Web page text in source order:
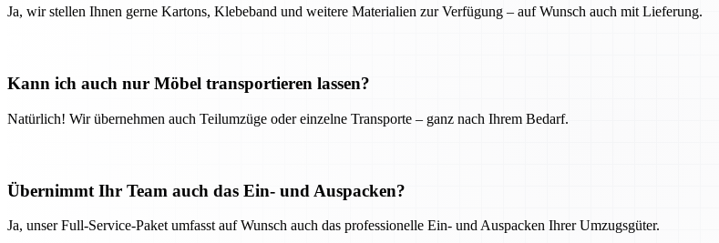
Ja, wir stellen Ihnen gerne Kartons, Klebeband und weitere Materialien zur Verfügung – auf Wunsch auch mit Lieferung.
Kann ich auch nur Möbel transportieren lassen?
Natürlich! Wir übernehmen auch Teilumzüge oder einzelne Transporte – ganz nach Ihrem Bedarf.
Übernimmt Ihr Team auch das Ein- und Auspacken?
Ja, unser Full-Service-Paket umfasst auf Wunsch auch das professionelle Ein- und Auspacken Ihrer Umzugsgüter.